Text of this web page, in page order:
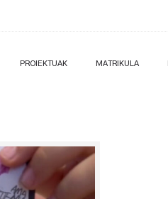
PROIEKTUAK MATRIKULA